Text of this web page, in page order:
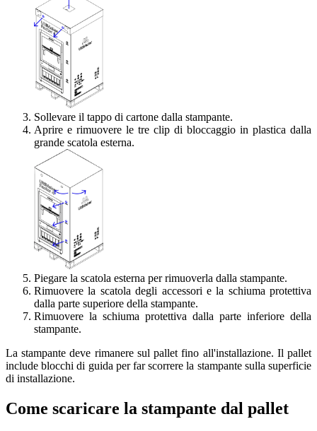
Sollevare il tappo di cartone dalla stampante.
Aprire e rimuovere le tre clip di bloccaggio in plastica dalla
grande scatola esterna.
Piegare la scatola esterna per rimuoverla dalla stampante.
Rimuovere la scatola degli accessori e la schiuma protettiva
dalla parte superiore della stampante.
Rimuovere la schiuma protettiva dalla parte inferiore della
stampante.
La stampante deve rimanere sul pallet fino all'installazione. Il pallet
include blocchi di guida per far scorrere la stampante sulla superficie
di installazione.
Come scaricare la stampante dal pallet